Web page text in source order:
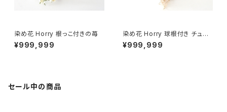
染め花 Horry 根っこ付きの苺
¥999,999
染め花 Horry 球根付き チュー
リップ (蕾つき・レッド)
¥999,999
セール中の商品